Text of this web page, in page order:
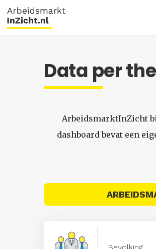
Data per
ArbeidsmarktInZicht
dashboard bevat een
Bevolking